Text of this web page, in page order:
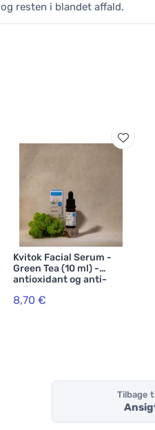
og resten i blandet affald.
Kvitok Facial Serum -
Green Tea (10 ml) -
antioxidant og anti-
inflammatorisk virkning
8,70 €
Tilbage